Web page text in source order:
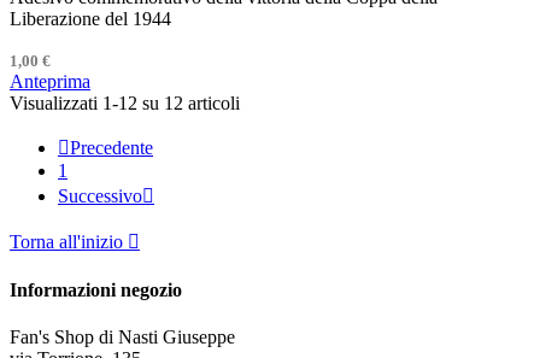
Liberazione del 1944
1,00 €
Anteprima
Visualizzati 1-12 su 12 articoli
Precedente
1
Successivo
Torna all'inizio 
Informazioni negozio
Fan's Shop di Nasti Giuseppe